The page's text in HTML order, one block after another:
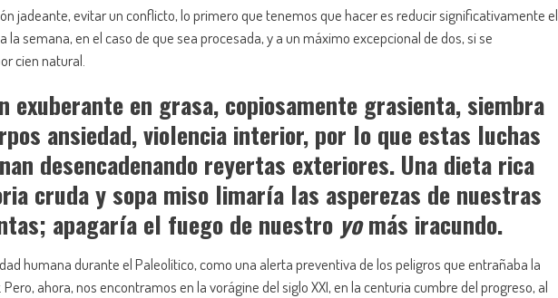
jadeante, evitar un conflicto, lo primero que tenemos que hacer es reducir significativamente el
la semana, en el caso de que sea procesada, y a un máximo excepcional de dos, si se
cien natural.
exuberante en grasa, copiosamente grasienta, siembra
ansiedad, violencia interior, por lo que estas luchas
desencadenando reyertas exteriores. Una dieta rica
cruda y sopa miso limaría las asperezas de nuestras
apagaría el fuego de nuestro yomás iracundo.
humana durante el Paleolítico, como una alerta preventiva de los peligros que entrañaba la
ahora, nos encontramos en la vorágine del siglo XXI, en la centuria cumbre del progreso, al